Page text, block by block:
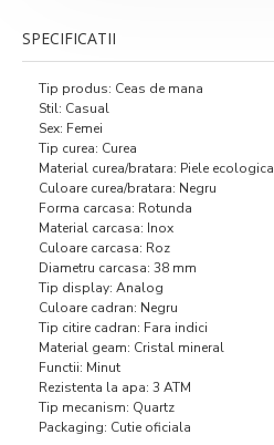
SPECIFICATII
Tip produs: Ceas de mana
Stil: Casual
Sex: Femei
Tip curea: Curea
Material curea/bratara: Piele ecologica
Culoare curea/bratara: Negru
Forma carcasa: Rotunda
Material carcasa: Inox
Culoare carcasa: Roz
Diametru carcasa: 38 mm
Tip display: Analog
Culoare cadran: Negru
Tip citire cadran: Fara indici
Material geam: Cristal mineral
Functii: Minut
Rezistenta la apa: 3 ATM
Tip mecanism: Quartz
Packaging: Cutie oficiala